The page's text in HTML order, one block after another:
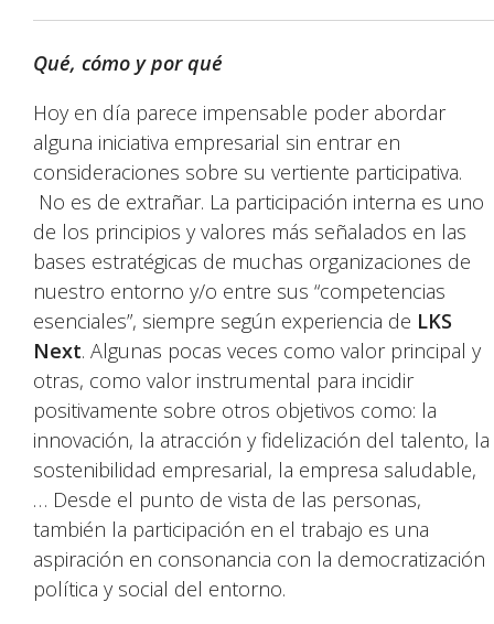
Qué, cómo y por qué
Hoy en día parece impensable poder abordar
alguna iniciativa empresarial sin entrar en
consideraciones sobre su vertiente participativa.
No es de extrañar. La participación interna es uno
de los principios y valores más señalados en las
bases estratégicas de muchas organizaciones de
nuestro entorno y/o entre sus “competencias
esenciales”, siempre según experiencia de LKS
Next. Algunas pocas veces como valor principal y
otras, como valor instrumental para incidir
positivamente sobre otros objetivos como: la
innovación, la atracción y fidelización del talento, la
sostenibilidad empresarial, la empresa saludable,
… Desde el punto de vista de las personas,
también la participación en el trabajo es una
aspiración en consonancia con la democratización
política y social del entorno.